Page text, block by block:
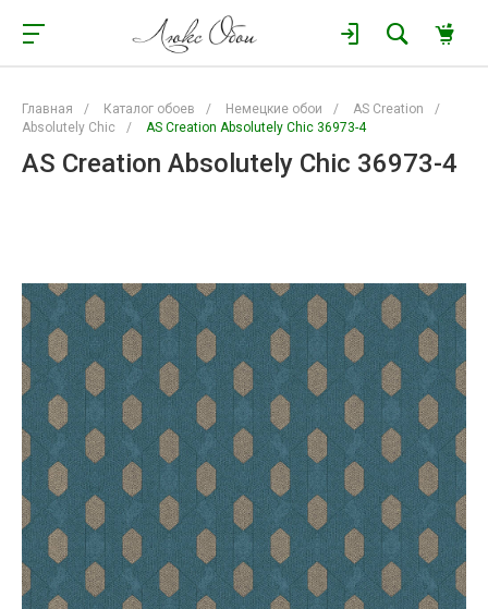
Главная / Каталог обоев / Немецкие обои / AS Creation
/
Absolutely Chic
/ AS Creation Absolutely Chic 36973-4
AS Creation Absolutely Chic 36973-4